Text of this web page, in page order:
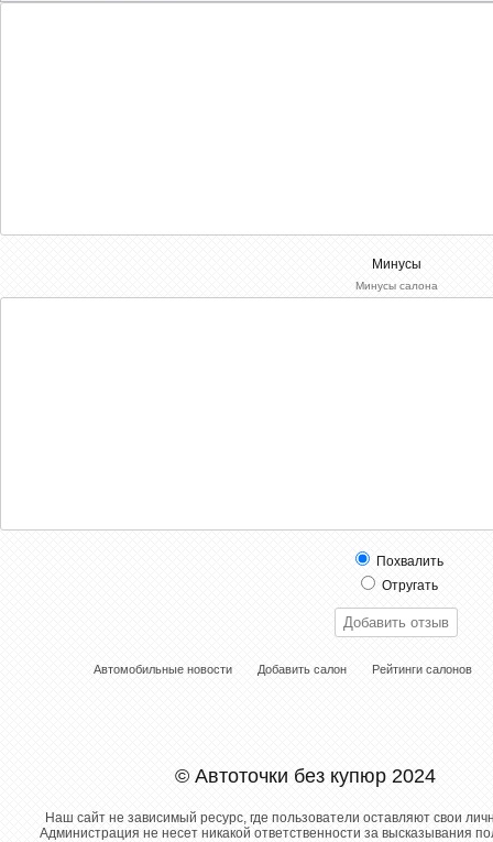
Минусы
Минусы салона
Похвалить
Отругать
Автомобильные новости Добавить салон Рейтинги салонов
© Автоточки без купюр 2024
Наш сайт не зависимый ресурс, где пользователи оставляют свои
Администрация не несет никакой ответственности за высказывания